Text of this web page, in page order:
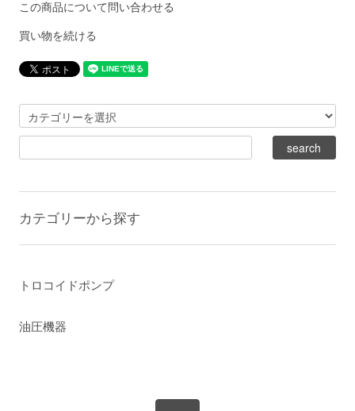
この商品について問い合わせる
買い物を続ける
カテゴリーから探す
トロコイドポンプ
油圧機器